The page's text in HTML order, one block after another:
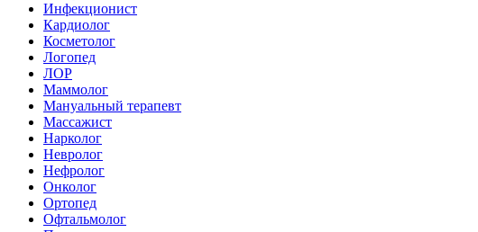
Инфекционист
Кардиолог
Косметолог
Логопед
ЛОР
Маммолог
Мануальный терапевт
Массажист
Нарколог
Невролог
Нефролог
Онколог
Ортопед
Офтальмолог